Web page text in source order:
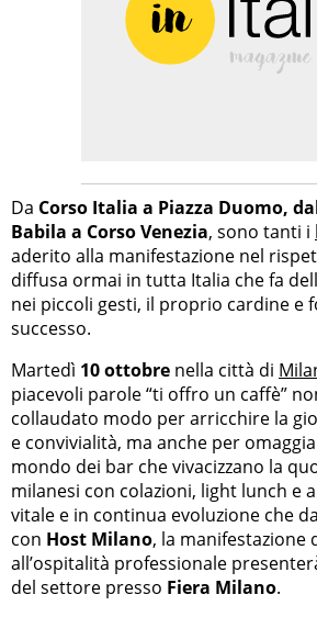
Da Corso Italia a Piazza Duomo,
Babila a Corso Venezia, sono tanti i
aderito alla manifestazione nel
diffusa ormai in tutta Italia che fa
nei piccoli gesti, il proprio cardine e
successo.
Martedì 10 ottobre nella città di
piacevoli parole “ti offro un caffè”
collaudato modo per arricchire la
e convivialità, ma anche per
mondo dei bar che vivacizzano la
milanesi con colazioni, light lunch e
vitale e in continua evoluzione che
con Host Milano, la manifestazione
all’ospitalità professionale
del settore presso Fiera Milano.